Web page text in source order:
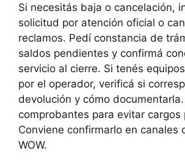
Si necesitás baja o cancelación,
solicitud por atención oficial o
reclamos. Pedí constancia de
saldos pendientes y confirmá
servicio al cierre. Si tenés
por el operador, verificá si
devolución y cómo
comprobantes para evitar cargos
Conviene confirmarlo en canales
WOW.